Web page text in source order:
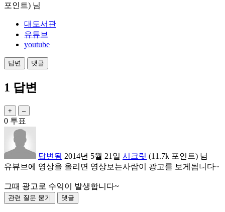
포인트) 님
대도서관
유튜브
youtube
1 답변
0 투표
답변됨 2014년 5월 21일 시크릿 (11.7k 포인트) 님
유뷰브에 영상을 올리면 영상보는사람이 광고를 보게됩니다~
그때 광고로 수익이 발생합니다~